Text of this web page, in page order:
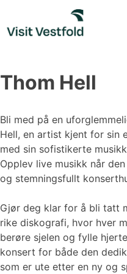
content
Thom Hell
Bli med på en
Hell, en artist kjent for sin
med sin sofistikerte
Opplev live musikk når
og stemningsfullt
Gjør deg klar for å bli tatt
rike diskografi, hvor hver
berøre sjelen og fylle
konsert for både den
som er ute etter en ny og